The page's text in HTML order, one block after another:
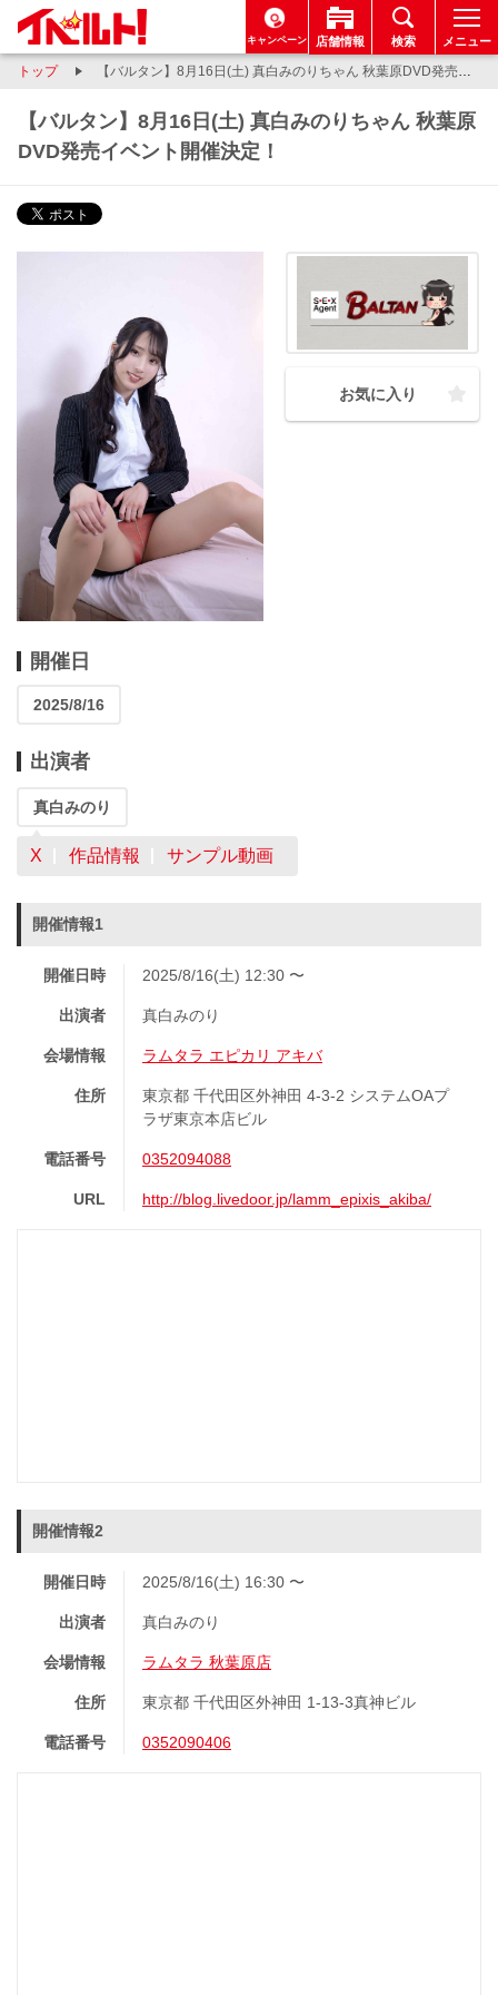
キャンペーン 店舗情報 検索 メニュー
トップ 【バルタン】8月16日(土) 真白みのりちゃん 秋葉原DVD発売イベント開催決定！
【バルタン】8月16日(土) 真白みのりちゃん 秋葉原
DVD発売イベント開催決定！
お気に入り
開催日
2025/8/16
出演者
真白みのり
X 作品情報 サンプル動画
開催情報1
開催日時 2025/8/16(土) 12:30 〜
出演者 真白みのり
会場情報 ラムタラ エピカリ アキバ
住所
東京都 千代田区外神田 4-3-2 システムOAプ
ラザ東京本店ビル
電話番号 0352094088
URL http://blog.livedoor.jp/lamm_epixis_akiba/
開催情報2
開催日時 2025/8/16(土) 16:30 〜
出演者 真白みのり
会場情報 ラムタラ 秋葉原店
住所 東京都 千代田区外神田 1-13-3真神ビル
電話番号 0352090406